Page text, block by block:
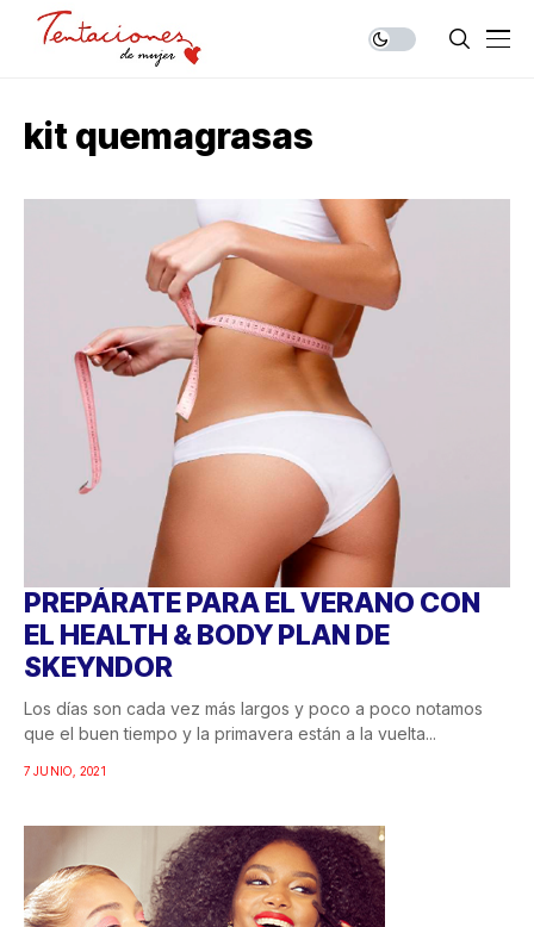
kit quemagrasas
PREPÁRATE PARA EL VERANO CON
EL HEALTH & BODY PLAN DE
SKEYNDOR
Los días son cada vez más largos y poco a poco notamos
que el buen tiempo y la primavera están a la vuelta...
7 JUNIO, 2021